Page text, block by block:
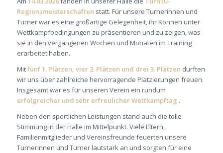
Regionsmeisterschaften statt. Für unsere Turnerinnen und
Turner war es eine großartige Gelegenheit, ihr Können unter
Wettkampfbedingungen zu präsentieren und zu zeigen, was
sie in den vergangenen Wochen und Monaten im Training
erarbeitet haben.
Mitfünf 1. Plätzen, vier 2. Plätzen und drei 3. Plätzen durften
wir uns über zahlreiche hervorragende Platzierungen freuen.
Insgesamt war es für unseren Verein ein rundum
erfolgreicher und sehr erfreulicher Wettkampftag .
Neben den sportlichen Leistungen stand auch die tolle
Stimmung in der Halle im Mittelpunkt. Viele Eltern,
Familienmitglieder und Vereinsfreunde feuerten unsere
Turnerinnen und Turner lautstark an und sorgten für eine